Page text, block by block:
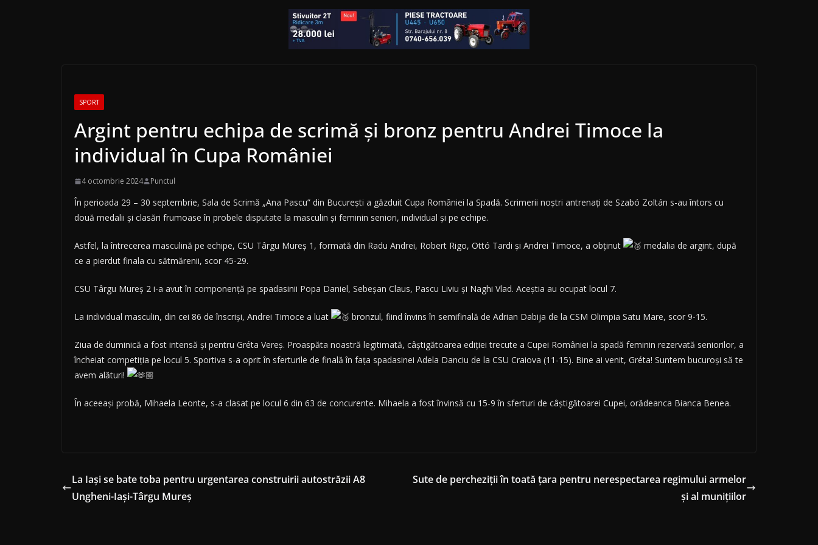
SPORT
Argint pentru echipa de scrimă și bronz pentru Andrei Timoce la
individual în Cupa României
4 octombrie 2024 Punctul
În perioada 29 – 30 septembrie, Sala de Scrimă „Ana Pascu” din Bucureşti a găzduit Cupa României la Spadă. Scrimerii noștri antrenați de Szabó Zoltán s-au întors cu
două medalii și clasări frumoase în probele disputate la masculin și feminin seniori, individual și pe echipe.
Astfel, la întrecerea masculină pe echipe, CSU Târgu Mureș 1, formată din Radu Andrei, Robert Rigo, Ottó Tardi și Andrei Timoce, a obținut
medalia de argint, după
ce a pierdut finala cu sătmărenii, scor 45-29.
CSU Târgu Mureș 2 i-a avut în componenţă pe spadasinii Popa Daniel, Sebeșan Claus, Pascu Liviu și Naghi Vlad. Aceștia au ocupat locul 7.
La individual masculin, din cei 86 de înscriși, Andrei Timoce a luat bronzul, fiind învins în semifinală de Adrian Dabija de la CSM Olimpia Satu Mare, scor 9-15.
Ziua de duminică a fost intensă și pentru Gréta Vereș. Proaspăta noastră legitimată, câștigătoarea ediției trecute a Cupei României la spadă feminin rezervată seniorilor, a
încheiat competiția pe locul 5. Sportiva s-a oprit în sferturile de finală în fața spadasinei Adela Danciu de la CSU Craiova (11-15). Bine ai venit, Gréta! Suntem bucuroși să te
avem alături!
În aceeași probă, Mihaela Leonte, s-a clasat pe locul 6 din 63 de concurente. Mihaela a fost învinsă cu 15-9 în sferturi de câștigătoarei Cupei, orădeanca Bianca Benea.
La Iași se bate toba pentru urgentarea construirii autostrăzii A8
Ungheni-Iaşi-Târgu Mureş
Sute de percheziții în toată țara pentru nerespectarea regimului armelor
și al munițiilor